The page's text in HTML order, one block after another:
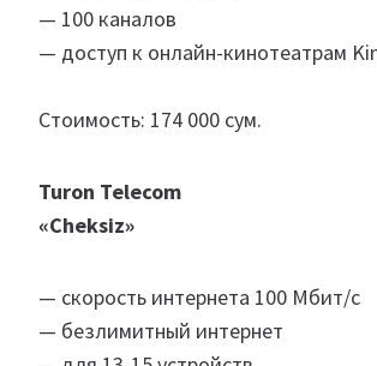
— 100 каналов
— доступ к онлайн-кинотеатрам
Стоимость: 174 000 сум.
Turon Telecom
«Cheksiz»
— скорость интернета 100 Мбит/с
— безлимитный интернет